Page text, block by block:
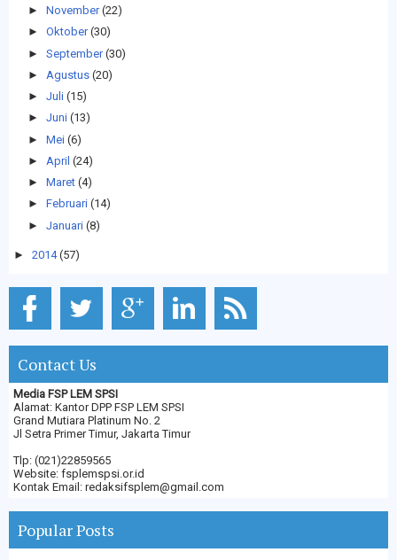
► November (22)
► Oktober (30)
► September (30)
► Agustus (20)
► Juli (15)
► Juni (13)
► Mei (6)
► April (24)
► Maret (4)
► Februari (14)
► Januari (8)
► 2014 (57)
Contact Us
Media FSP LEM SPSI
Alamat: Kantor DPP FSP LEM SPSI
Grand Mutiara Platinum No. 2
Jl Setra Primer Timur, Jakarta Timur
Tlp: (021)22859565
Website: fsplemspsi.or.id
Kontak Email: redaksifsplem@gmail.com
Popular Posts